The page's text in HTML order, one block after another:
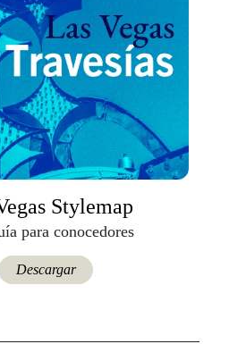
Stylemap
para conocedores
Descargar